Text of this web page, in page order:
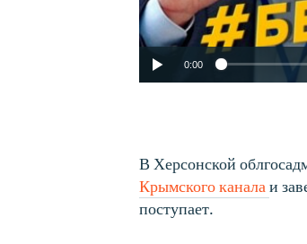
0:00
В Херсонской
Крымского каналаи
поступает.